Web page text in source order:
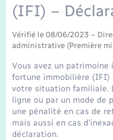
Recensement
(IFI) –
Vérifié le 08/06/2023 –
administrative (Première
Vous avez un
fortune immobilière (IFI)
votre situation familiale.
ligne ou par un mode de
une pénalité en cas de
mais aussi en cas
déclaration.